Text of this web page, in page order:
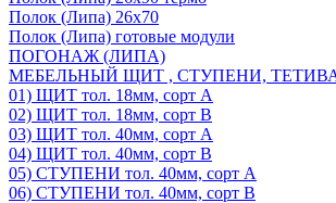
Полок (Липа) 26х70
Полок (Липа) готовые модули
ПОГОНАЖ (ЛИПА)
МЕБЕЛЬНЫЙ ЩИТ , СТУПЕНИ,
01) ЩИТ тол. 18мм, сорт А
02) ЩИТ тол. 18мм, сорт В
03) ЩИТ тол. 40мм, сорт А
04) ЩИТ тол. 40мм, сорт В
05) СТУПЕНИ тол. 40мм, сорт А
06) СТУПЕНИ тол. 40мм, сорт В